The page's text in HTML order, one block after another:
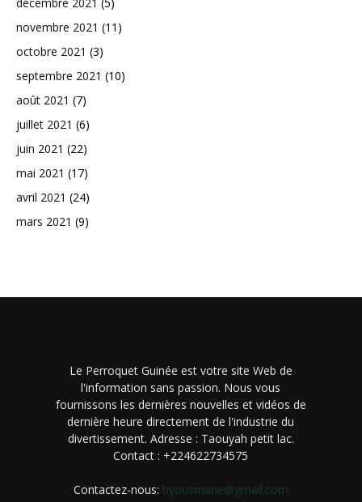
novembre 2021 (11)
octobre 2021 (3)
septembre 2021 (10)
août 2021 (7)
juillet 2021 (6)
juin 2021 (22)
mai 2021 (17)
avril 2021 (24)
mars 2021 (9)
Le Perroquet Guinée est votre site Web de
l'information sans passion. Nous vous
fournissons les dernières nouvelles et vidéos de
dernière heure directement de l'industrie du
divertissement. Adresse : Taouyah petit lac.
Contact : +224622734575
Contactez-nous: byousmane@gmail.com